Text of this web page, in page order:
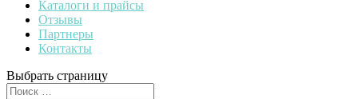
Каталоги и прайсы
Отзывы
Партнеры
Контакты
Выбрать страницу